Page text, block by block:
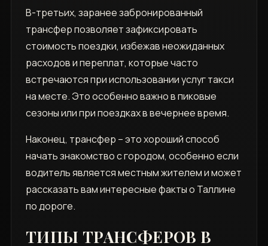
В-третьих‚ заранее забронированный
трансфер позволяет зафиксировать
стоимость поездки‚ избежав неожиданных
расходов и переплат‚ которые часто
встречаются при использовании услуг такси
на месте. Это особенно важно в пиковые
сезоны или при поездках в вечернее время.
Наконец‚ трансфер – это хороший способ
начать знакомство с городом‚ особенно если
водитель является местным жителем и может
рассказать вам интересные факты о Таллине
по дороге.
ТИПЫ ТРАНСФЕРОВ В